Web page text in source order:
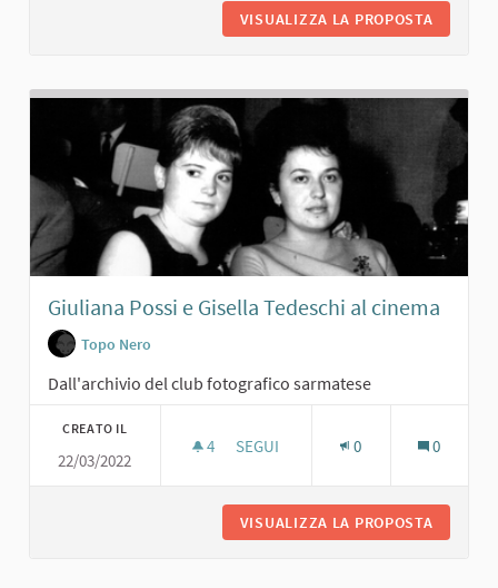
VISUALIZZA LA PROPOSTA
Giuliana Possi e Gisella Tedeschi al cinema
Topo Nero
Dall'archivio del club fotografico sarmatese
CREATO IL
22/03/2022
4 4 SOSTENITORI
SEGUI 0 0
VISUALIZZA LA PROPOSTA